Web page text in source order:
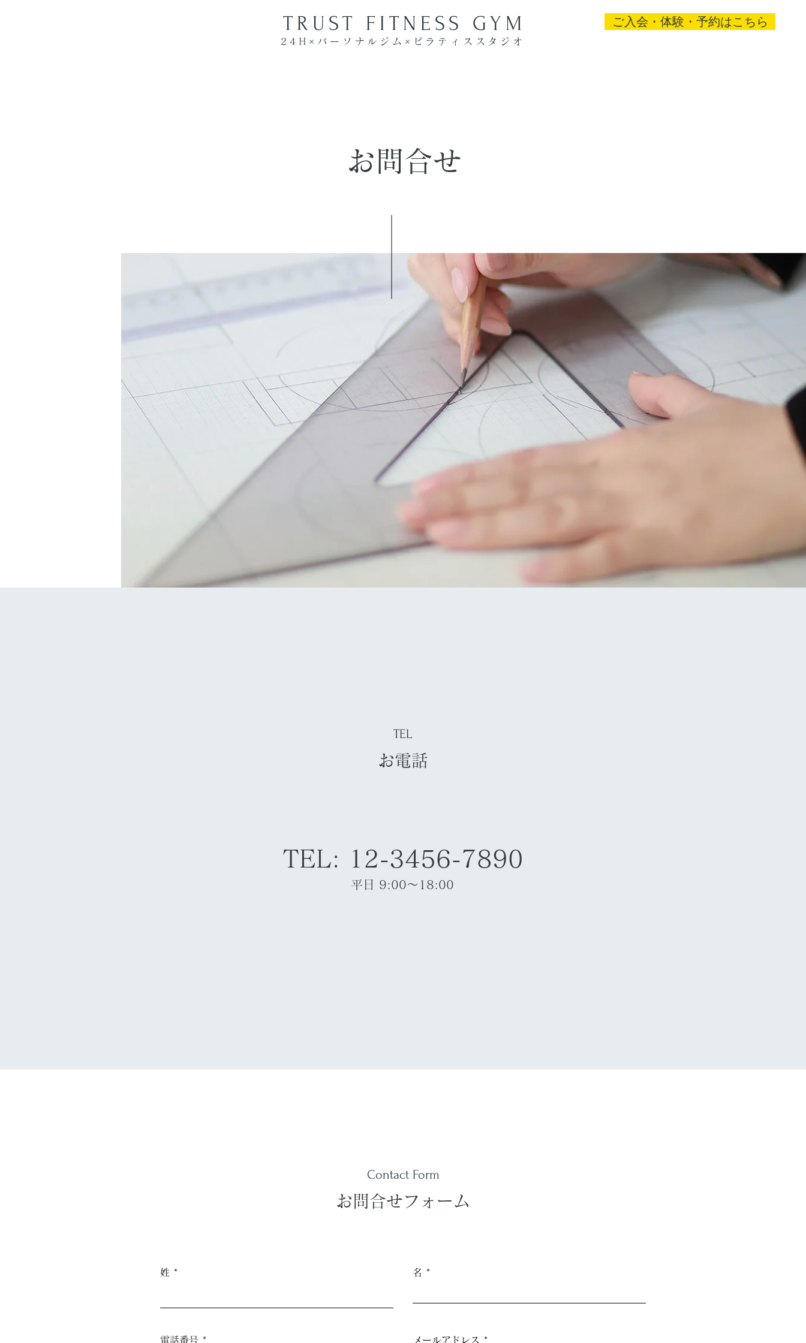
​TRUST FITNESS GYM
24H×パーソナルジム×ピラティススタジオ
ご入会・体験・予約はこちら
お問合せ
TEL
お電話
TEL: 12-3456-7890
平日 9:00～18:00
Contact Form
お問合せフォーム
姓 名
電話番号 メールアドレス